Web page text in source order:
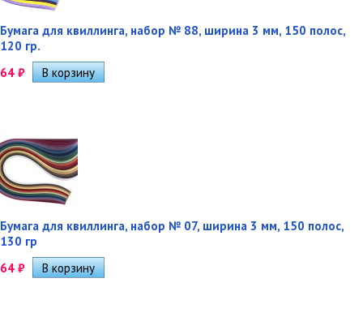
Бумага для квиллинга, набор № 88, ширина 3 мм, 150 полос,
120 гр.
64 ₽
Бумага для квиллинга, набор № 07, ширина 3 мм, 150 полос,
130 гр
64 ₽